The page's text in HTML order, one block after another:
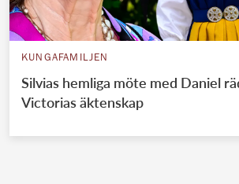
KUNGAFAMILJEN
Silvias hemliga möte med Daniel
Victorias äktenskap